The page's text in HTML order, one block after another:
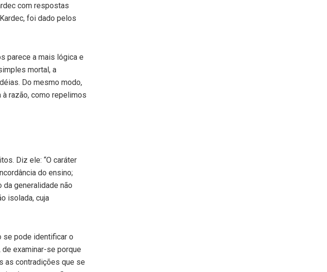
com respostas
foi dado pelos
parece a mais lógica e
mortal, a
Do mesmo modo,
razão, como repelimos
Diz ele: “O caráter
do ensino;
generalidade não
isolada, cuja
se pode identificar o
examinar-se porque
as contradições que se